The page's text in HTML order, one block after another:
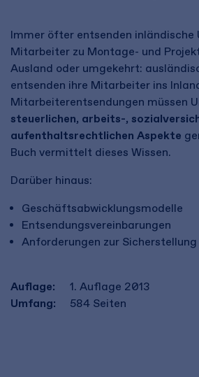
Immer öfter entsenden inländische
Mitarbeiter zu Montage- und
Ausland oder umgekehrt:
entsenden ihre Mitarbeiter ins
Mitarbeiterentsendungen müssen
steuerlichen, arbeits-,
aufenthaltsrechtlichen Aspekte
Buch vermittelt dieses Wissen.
Darüber hinaus:
Geschäftsabwicklungsmodelle
Entsendungsvereinbarungen
Anforderungen zur
Auflage:
1. Auflage 2013
Umfang:
584 Seiten